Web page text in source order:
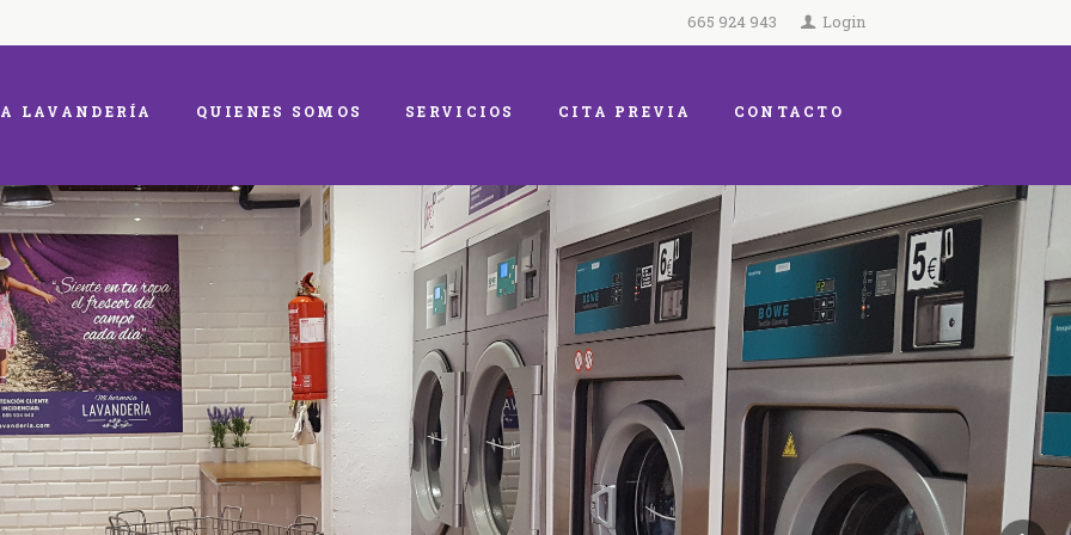
665 924 943 Login
LAVANDERÍA QUIENES SOMOS SERVICIOS CITA PREVIA CONTACTO